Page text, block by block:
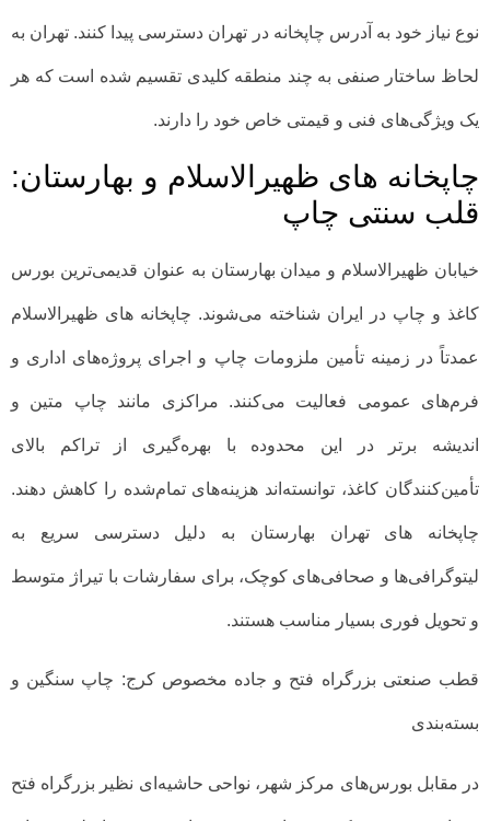
نوع نیاز خود به آدرس چاپخانه در تهران دسترسی پیدا کنند. تهران به
لحاظ ساختار صنفی به چند منطقه کلیدی تقسیم شده است که هر
یک ویژگی‌های فنی و قیمتی خاص خود را دارند.
چاپخانه های ظهیرالاسلام و بهارستان:
قلب سنتی چاپ
خیابان ظهیرالاسلام و میدان بهارستان به عنوان قدیمی‌ترین بورس
کاغذ و چاپ در ایران شناخته می‌شوند. چاپخانه های ظهیرالاسلام
عمدتاً در زمینه تأمین ملزومات چاپ و اجرای پروژه‌های اداری و
فرم‌های عمومی فعالیت می‌کنند. مراکزی مانند چاپ متین و
اندیشه برتر در این محدوده با بهره‌گیری از تراکم بالای
تأمین‌کنندگان کاغذ، توانسته‌اند هزینه‌های تمام‌شده را کاهش دهند.
چاپخانه های تهران بهارستان به دلیل دسترسی سریع به
لیتوگرافی‌ها و صحافی‌های کوچک، برای سفارشات با تیراژ متوسط
و تحویل فوری بسیار مناسب هستند.
قطب صنعتی بزرگراه فتح و جاده مخصوص کرج: چاپ سنگین و
بسته‌بندی
در مقابل بورس‌های مرکز شهر، نواحی حاشیه‌ای نظیر بزرگراه فتح